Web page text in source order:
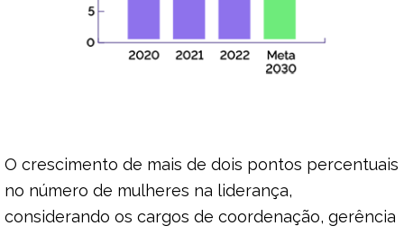
O crescimento de mais de dois pontos percentuais
no número de mulheres na liderança,
considerando os cargos de coordenação, gerência